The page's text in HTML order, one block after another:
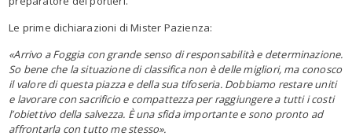
Le prime dichiarazioni di Mister Pazienza:
«Arrivo a Foggia con grande senso di responsabilità e determinazione.
So bene che la situazione di classifica non è delle migliori, ma conosco
il valore di questa piazza e della sua tifoseria. Dobbiamo restare uniti
e lavorare con sacrificio e compattezza per raggiungere a tutti i costi
l’obiettivo della salvezza. È una sfida importante e sono pronto ad
affrontarla con tutto me stesso».